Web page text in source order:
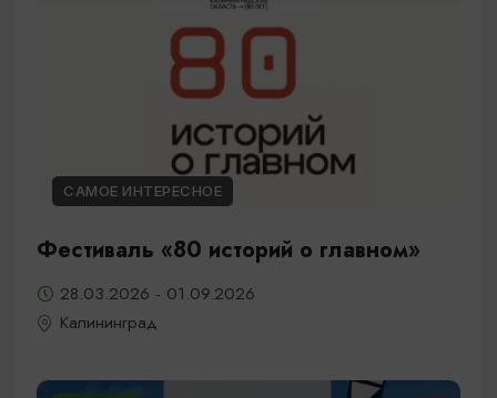
САМОЕ ИНТЕРЕСНОЕ
Фестиваль «80 историй о главном»
28.03.2026 - 01.09.2026
Калининград